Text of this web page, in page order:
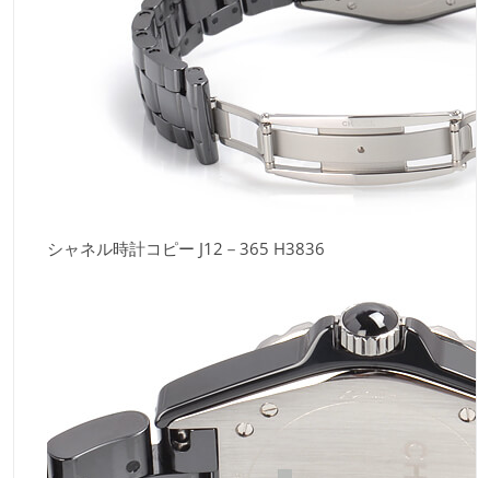
シャネル時計コピー J12－365 H3836